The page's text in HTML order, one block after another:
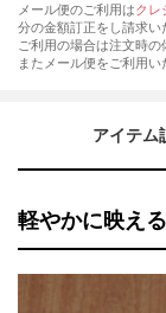
メール便のご利用はクレ
分の金額訂正をし請求い
ご利用の場合は注文時の
またメール便をご利用い
アイテム
軽やかに映え